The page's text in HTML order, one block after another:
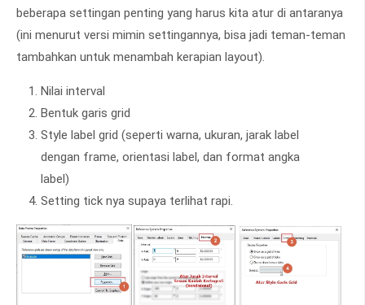
beberapa settingan penting yang harus kita atur di antaranya
(ini menurut versi mimin settingannya, bisa jadi teman-teman
tambahkan untuk menambah kerapian layout).
Nilai interval
Bentuk garis grid
Style label grid (seperti warna, ukuran, jarak label
dengan frame, orientasi label, dan format angka
label)
Setting tick nya supaya terlihat rapi.